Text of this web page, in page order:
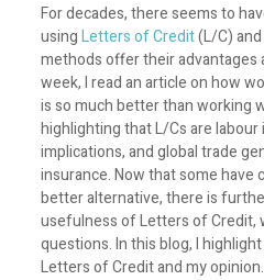
For decades, there seems to
usingLetters of Credit(L/C) and
methods offer their advantages
week, I read an article on how
is so much better than working
highlighting that L/Cs are labour
implications, and global trade
insurance. Now that some have
better alternative, there is
usefulness of Letters of Credit,
questions. In this blog, I
Letters of Credit and my opinion.